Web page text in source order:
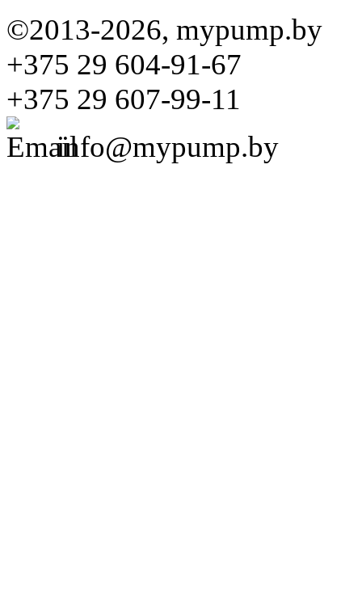
©2013-2026, mypump.by
+375 29 604-91-67
+375 29 607-99-11
info@mypump.by